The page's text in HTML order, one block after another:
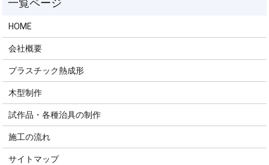
HOME
会社概要
プラスチック熱成形
木型制作
試作品・各種治具の制作
施工の流れ
サイトマップ